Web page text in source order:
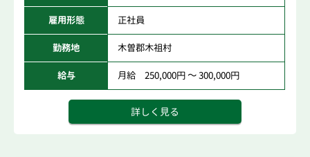
雇用形態 正社員
勤務地 木曽郡木祖村
給与 月給 250,000円 ～ 300,000円
詳しく見る